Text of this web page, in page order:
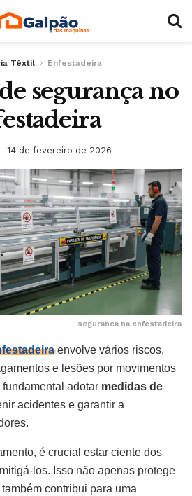
Têxtil Enfestadeira
segurança no
14 de fevereiro de 2026
seguranca na enfestadeira
envolve vários riscos,
e lesões por movimentos
adotar medidas de
acidentes e garantir a
é crucial estar ciente dos
los. Isso não apenas protege
contribui para uma